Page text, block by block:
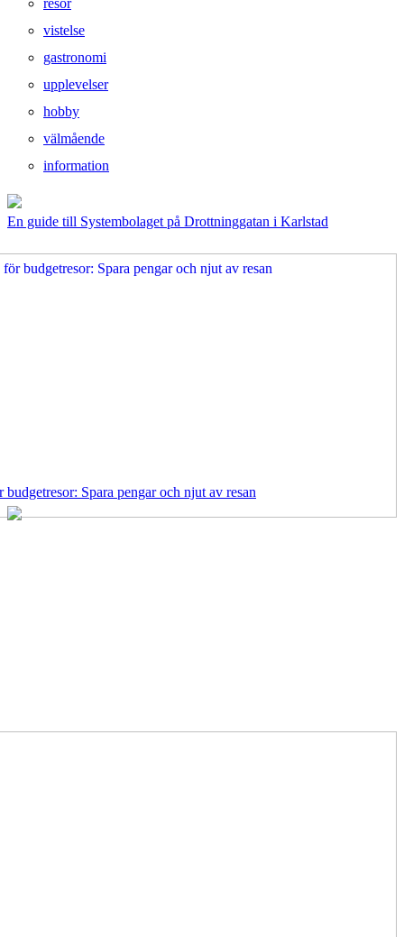
resor
vistelse
gastronomi
upplevelser
hobby
välmående
information
En guide till Systembolaget på Drottninggatan i Karlstad
budgetresor: Spara pengar och njut av resan